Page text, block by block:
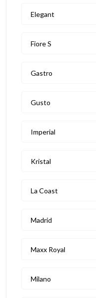
Elegant
Fiore S
Gastro
Gusto
Imperial
Kristal
La Coast
Madrid
Maxx Royal
Milano